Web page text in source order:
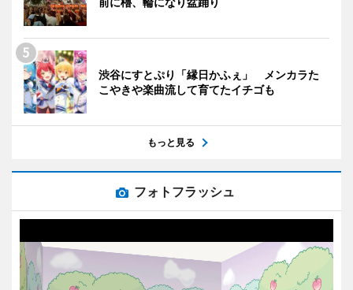
渋谷にすとぷり「縁日かふぇ」 メンカラた
こやきや楽曲流して育てたイチゴも
もっと見る
フォトフラッシュ